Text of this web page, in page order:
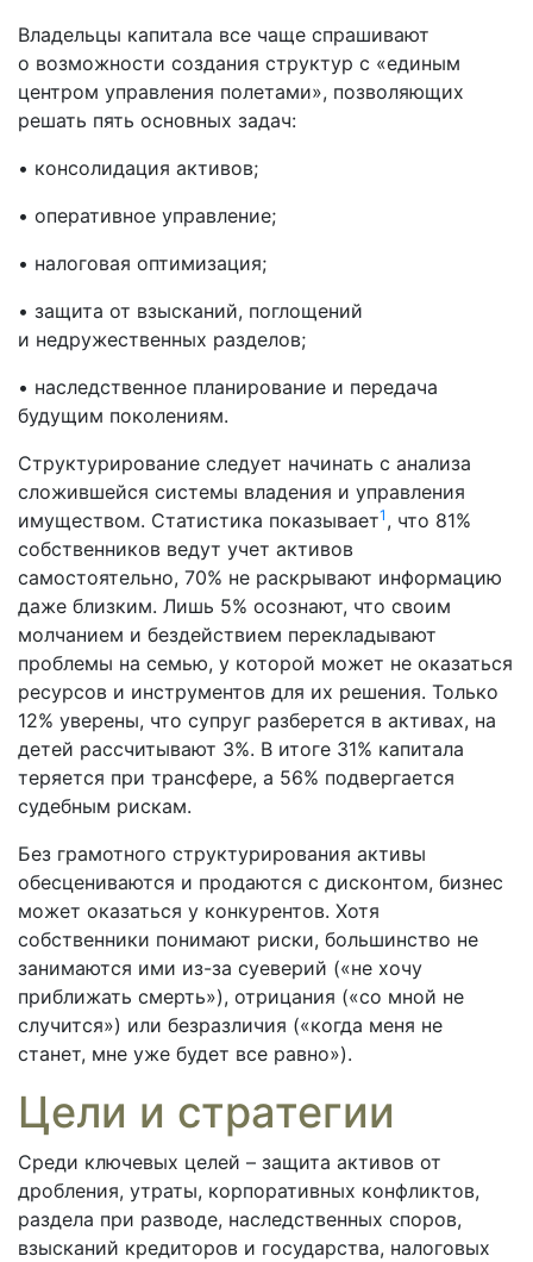
Владельцы капитала все чаще спрашивают
о возможности создания структур с «единым
центром управления полетами», позволяющих
решать пять основных задач:
• консолидация активов;
• оперативное управление;
• налоговая оптимизация;
• защита от взысканий, поглощений
и недружественных разделов;
• наследственное планирование и передача
будущим поколениям.
Структурирование следует начинать с анализа
сложившейся системы владения и управления
имуществом. Статистика показывает1 , что 81%
собственников ведут учет активов
самостоятельно, 70% не раскрывают информацию
даже близким. Лишь 5% осознают, что своим
молчанием и бездействием перекладывают
проблемы на семью, у которой может не оказаться
ресурсов и инструментов для их решения. Только
12% уверены, что супруг разберется в активах, на
детей рассчитывают 3%. В итоге 31% капитала
теряется при трансфере, а 56% подвергается
судебным рискам.
Без грамотного структурирования активы
обесцениваются и продаются с дисконтом, бизнес
может оказаться у конкурентов. Хотя
собственники понимают риски, большинство не
занимаются ими из-за суеверий («не хочу
приближать смерть»), отрицания («со мной не
случится») или безразличия («когда меня не
станет, мне уже будет все равно»).
Цели и стратегии
Среди ключевых целей – защита активов от
дробления, утраты, корпоративных конфликтов,
раздела при разводе, наследственных споров,
взысканий кредиторов и государства, налоговых